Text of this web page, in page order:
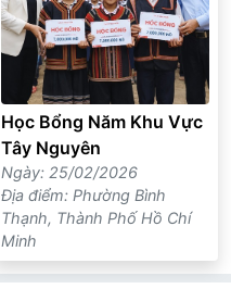
Học Bổng Năm Khu Vực
Tây Nguyên
Ngày: 25/02/2026
Địa điểm: Phường Bình
Thạnh, Thành Phố Hồ Chí
Minh